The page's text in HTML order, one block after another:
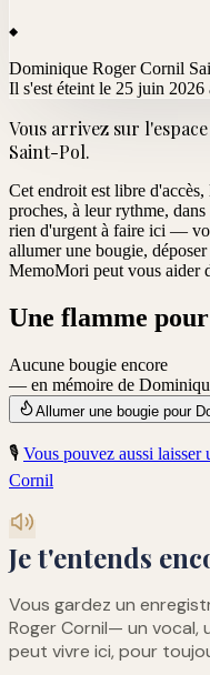
Dominique Roger Cornil
Il s'est éteint le 25 juin 2026
Vous arrivez sur
Saint-Pol.
Cet endroit est libre
proches, à leur rythme,
rien d'urgent à faire ici —
allumer une bougie,
MemoMori peut vous aider
Une flamme pour
Aucune bougie encore
— en mémoire de
Allumer une bougie pour
🎙️ Vous pouvez aussi laisser
Cornil
Je t'entends
Vous gardez un
Roger Cornil— un vocal,
peut vivre ici, pour